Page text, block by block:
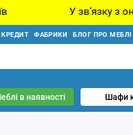
з оновленням сайту -
КРЕДИТ ФАБРИКИ БЛОГ ПРО МЕБЛІ
в наявності Шафи